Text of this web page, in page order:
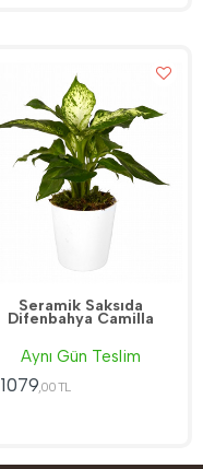
Seramik Saksıda
Difenbahya Camilla
Aynı Gün Teslim
1079,00 TL